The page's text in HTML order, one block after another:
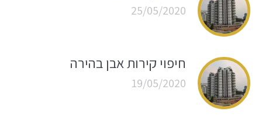
25/05/2020
חיפוי קירות אבן בהירה
19/05/2020